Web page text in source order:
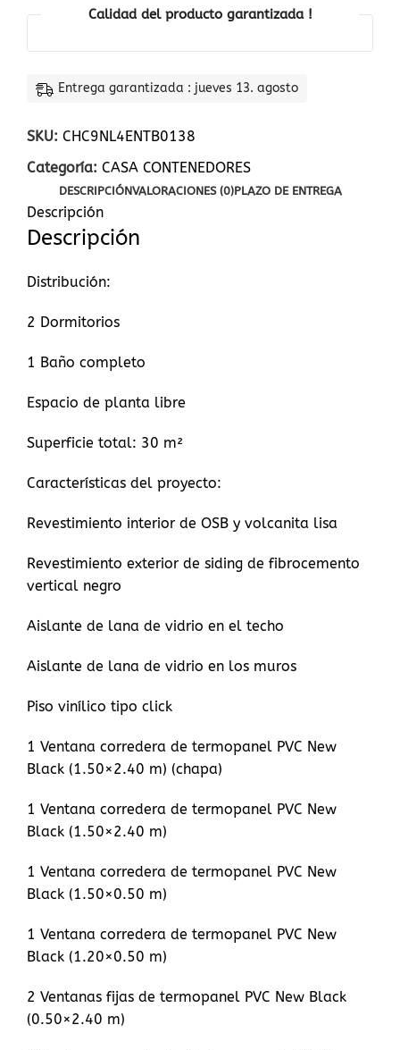
Calidad del producto garantizada !
Entrega garantizada : jueves 13. agosto
SKU: CHC9NL4ENTB0138
Categoría: CASA CONTENEDORES
DESCRIPCIÓNVALORACIONES (0)PLAZO DE ENTREGA
Descripción
Descripción
Distribución:
2 Dormitorios
1 Baño completo
Espacio de planta libre
Superficie total: 30 m²
Características del proyecto:
Revestimiento interior de OSB y volcanita lisa
Revestimiento exterior de siding de fibrocemento
vertical negro
Aislante de lana de vidrio en el techo
Aislante de lana de vidrio en los muros
Piso vinílico tipo click
1 Ventana corredera de termopanel PVC New
Black (1.50×2.40 m) (chapa)
1 Ventana corredera de termopanel PVC New
Black (1.50×2.40 m)
1 Ventana corredera de termopanel PVC New
Black (1.50×0.50 m)
1 Ventana corredera de termopanel PVC New
Black (1.20×0.50 m)
2 Ventanas fijas de termopanel PVC New Black
(0.50×2.40 m)